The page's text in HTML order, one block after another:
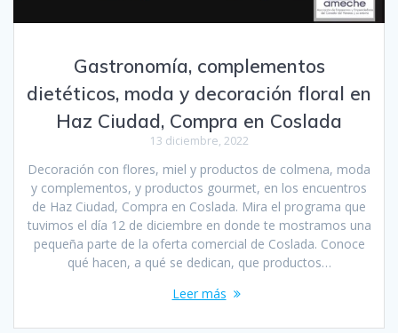
Gastronomía, complementos
dietéticos, moda y decoración floral en
Haz Ciudad, Compra en Coslada
13 diciembre, 2022
Decoración con flores, miel y productos de colmena, moda
y complementos, y productos gourmet, en los encuentros
de Haz Ciudad, Compra en Coslada. Mira el programa que
tuvimos el día 12 de diciembre en donde te mostramos una
pequeña parte de la oferta comercial de Coslada. Conoce
qué hacen, a qué se dedican, que productos…
Leer más